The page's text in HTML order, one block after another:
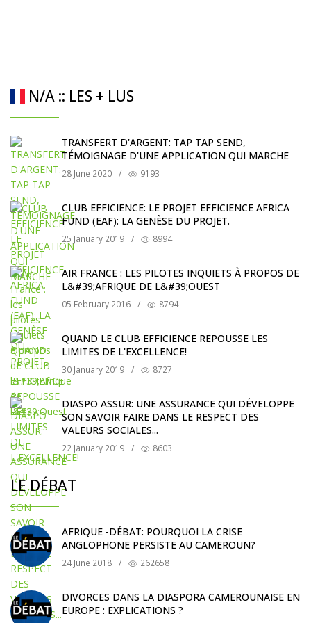
N/A :: LES + LUS
TRANSFERT D'ARGENT: TAP TAP SEND,
TÉMOIGNAGE D'UNE APPLICATION QUI MARCHE
28 June 2020 / 9193
CLUB EFFICIENCE: LE PROJET EFFICIENCE AFRICA
FUND (EAF): LA GENÈSE DU PROJET.
25 January 2019 / 8994
AIR FRANCE : LES PILOTES INQUIETS À PROPOS DE
L&#39;AFRIQUE DE L&#39;OUEST
05 February 2016 / 8794
QUAND LE CLUB EFFICIENCE REPOUSSE LES
LIMITES DE L'EXCELLENCE!
30 January 2019 / 8727
DIASPO ASSUR: UNE ASSURANCE QUI DÉVELOPPE
SON SAVOIR FAIRE DANS LE RESPECT DES
VALEURS SOCIALES...
22 January 2019 / 8603
LE DÉBAT
AFRIQUE -DÉBAT: POURQUOI LA CRISE
ANGLOPHONE PERSISTE AU CAMEROUN?
24 June 2018 / 262658
DIVORCES DANS LA DIASPORA CAMEROUNAISE EN
EUROPE : EXPLICATIONS ?